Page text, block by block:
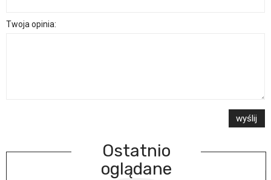
Twoja opinia:
wyślij
Ostatnio
oglądane